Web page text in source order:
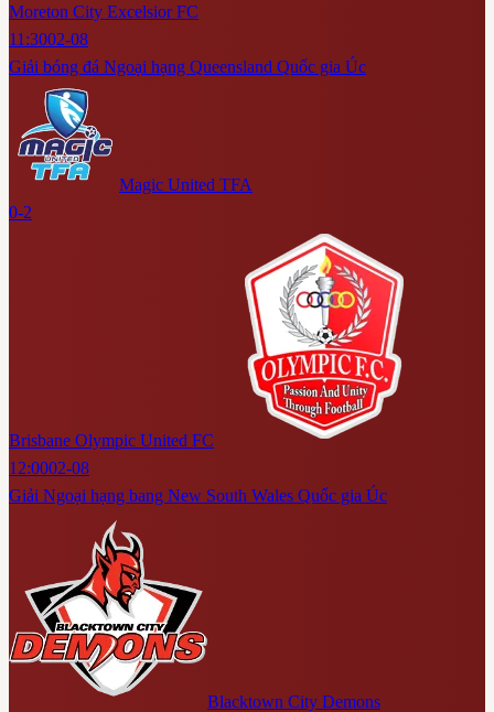
Moreton City Excelsior FC
11:3002-08
Giải bóng đá Ngoại hạng Queensland Quốc gia Úc
Magic United TFA
0-2
Brisbane Olympic United FC
12:0002-08
Giải Ngoại hạng bang New South Wales Quốc gia Úc
Blacktown City Demons